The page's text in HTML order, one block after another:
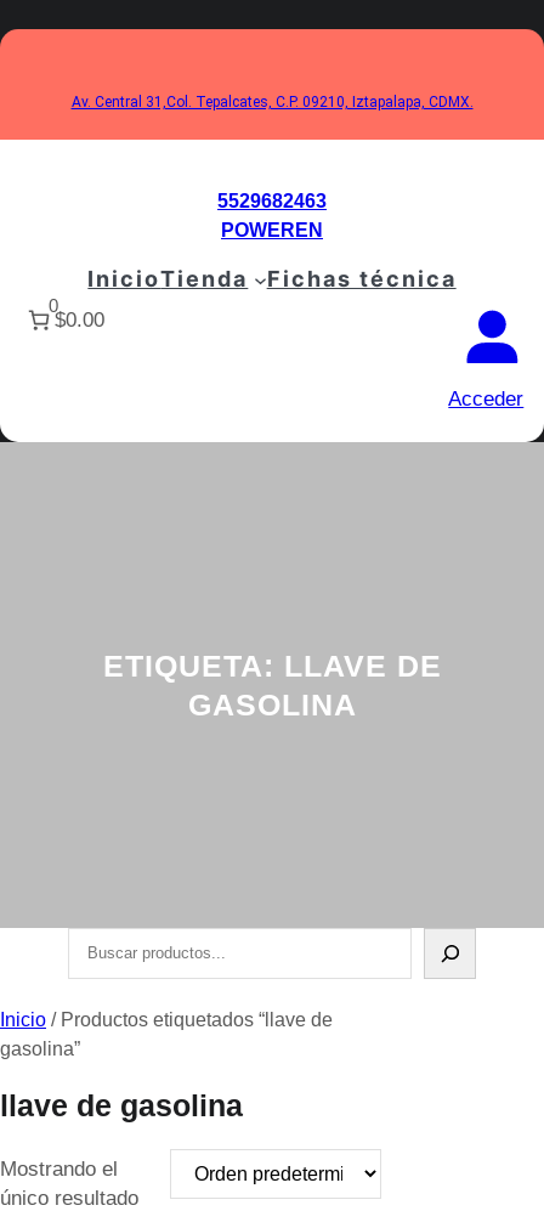
al
Av. Central 31,Col. Tepalcates, C.P. 09210, Iztapalapa, CDMX.
5529682463
POWEREN
InicioTienda Fichas técnica
0
$0.00
Acceder
ETIQUETA: LLAVE DE
GASOLINA
Inicio / Productos etiquetados “llave de
gasolina”
llave de gasolina
Mostrando el
único resultado